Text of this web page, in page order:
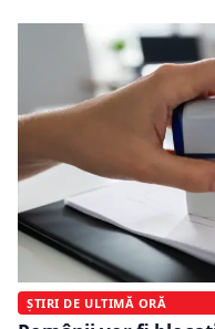
ȘTIRI DE ULTIMĂ ORĂ